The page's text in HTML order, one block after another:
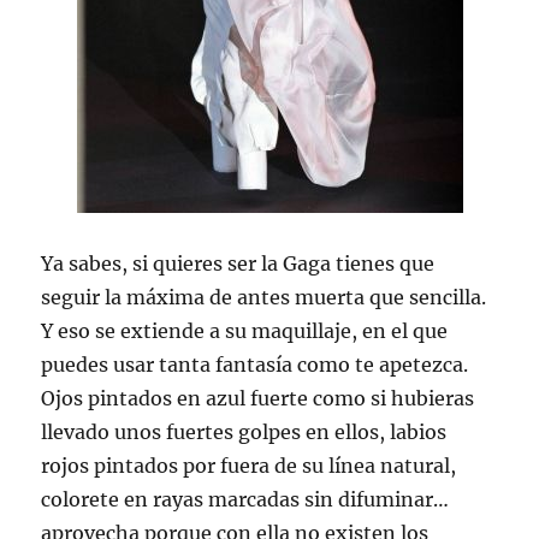
Ya sabes, si quieres ser la Gaga tienes que
seguir la máxima de antes muerta que sencilla.
Y eso se extiende a su maquillaje, en el que
puedes usar tanta fantasía como te apetezca.
Ojos pintados en azul fuerte como si hubieras
llevado unos fuertes golpes en ellos, labios
rojos pintados por fuera de su línea natural,
colorete en rayas marcadas sin difuminar…
aprovecha porque con ella no existen los